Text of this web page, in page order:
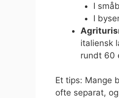
I
I
italiensk
rundt 60
Et tips: Mange
ofte separat,